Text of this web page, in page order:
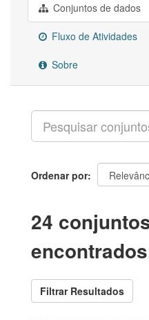
Conjuntos de dados
Fluxo de Atividades
Sobre
Ordenar por
24
encontrados
Filtrar Resultados